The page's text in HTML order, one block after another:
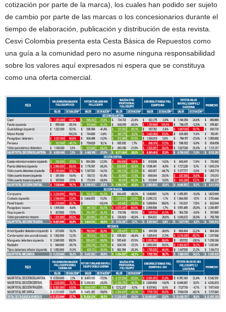
cotización por parte de la marca), los cuales han podido ser sujeto
de cambio por parte de las marcas o los concesionarios durante el
tiempo de elaboración, publicación y distribución de esta revista.
Cesvi Colombia presenta esta Cesta Básica de Repuestos como
una guía a la comunidad pero no asume ninguna responsabilidad
sobre los valores aquí expresados ni espera que se constituya
como una oferta comercial.